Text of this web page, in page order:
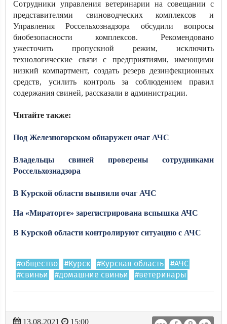
Сотрудники управления ветеринарии на совещании с
представителями свиноводческих комплексов и
Управления Россельхознадзора обсудили вопросы
биобезопасности комплексов. Рекомендовано
ужесточить пропускной режим, исключить
технологические связи с предприятиями, имеющими
низкий компартмент, создать резерв дезинфекционных
средств, усилить контроль за соблюдением правил
содержания свиней, рассказали в администрации.
Читайте также:
Под Железногорском обнаружен очаг АЧС
Владельцы свиней проверены сотрудниками
Россельхознадзора
В Курской области выявили очаг АЧС
На «Мираторге» зарегистрирована вспышка АЧС
В Курской области контролируют ситуацию с АЧС
#общество #Курск #Курская область
#АЧС
#свиньи
#домашние свиньи #ветеринары
13.08.2021
15:00